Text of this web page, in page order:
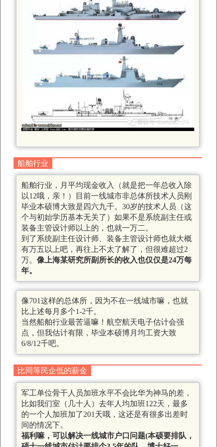
船舶行业
船舶行业，月平均现金收入（就是把一年总收入除
以12哦，亲！）目前一线城市非总体所技术人员刚
毕业本硕博大致是四六九千。30岁的技术人员（这
个与初始学历基本无关了）如果不是系统副主任或
装备主管设计师以上的，也就一万二。
到了系统副主任设计师、装备主管设计师也就大概
有万五以上吧，再往上不太了解了，但很难超过2
万。 像上海某研究所副所长的收入也仅仅是24万每
年。
像701这样的总体所，因为不在一线城市嘛，也就
比上述每月多个1-2千。
当然船舶行业最苦逼嘛！航空航天电子估计会强
点，但我估计有限，毕业本硕博月均工资大致
6/8/12千吧。
比同等民企低的薪金
军工单位骨干人员加班水平不会比华为神马的差，
比如我们室（几十人）去年人均加班122天，最多
的一个人加班加了201天哦，这还是有很多出差时
间的情况下。
福利嘛，可以解决一线城市户口问题(本硕要排队，